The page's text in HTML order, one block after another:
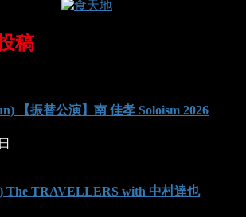
稿
【振替公演】南 佳孝 Soloism 2026
The TRAVELLERS with 中村達也